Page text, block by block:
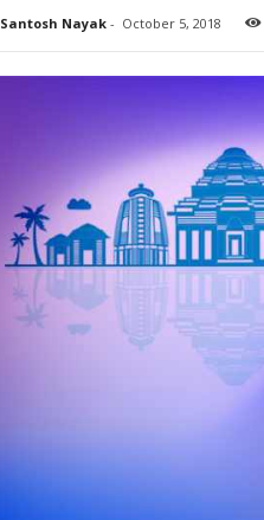
Santosh Nayak- October 5, 2018